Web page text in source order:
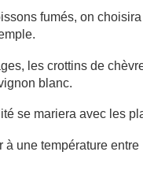
fumés, on
les crottins de
blanc.
se mariera avec les
à une température entre